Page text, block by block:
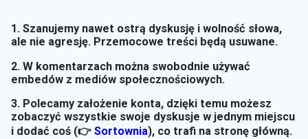
1. Szanujemy nawet ostrą dyskusję i wolność słowa,
ale nie agresję. Przemocowe treści będą usuwane.
2. W komentarzach można swobodnie używać
embedów z mediów społecznościowych.
3. Polecamy założenie konta, dzięki temu możesz
zobaczyć wszystkie swoje dyskusje w jednym miejscu
i dodać coś (👉 Sortownia), co trafi na stronę główną.